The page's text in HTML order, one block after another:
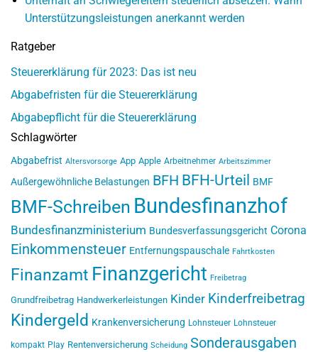
Unterstützungsleistungen anerkannt werden
Ratgeber
Steuererklärung für 2023: Das ist neu
Abgabefristen für die Steuererklärung
Abgabepflicht für die Steuererklärung
Schlagwörter
Abgabefrist Altersvorsorge App Apple Arbeitnehmer Arbeitszimmer
Außergewöhnliche Belastungen BFH BFH-Urteil BMF
BMF-Schreiben Bundesfinanzhof
Bundesfinanzministerium Bundesverfassungsgericht Corona
Einkommensteuer Entfernungspauschale Fahrtkosten
Finanzamt Finanzgericht Freibetrag
Grundfreibetrag Handwerkerleistungen Kinder Kinderfreibetrag
Kindergeld Krankenversicherung Lohnsteuer Lohnsteuer
kompakt Play Rentenversicherung Scheidung Sonderausgaben